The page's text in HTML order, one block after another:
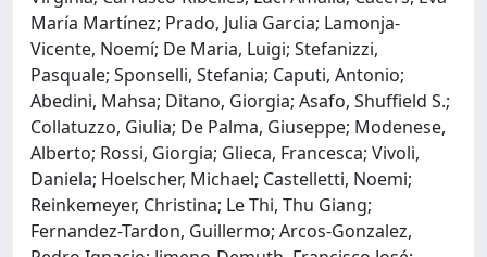
María Martínez; Prado, Julia Garcia; Lamonja-
Vicente, Noemí; De Maria, Luigi; Stefanizzi,
Pasquale; Sponselli, Stefania; Caputi, Antonio;
Abedini, Mahsa; Ditano, Giorgia; Asafo, Shuffield S.;
Collatuzzo, Giulia; De Palma, Giuseppe; Modenese,
Alberto; Rossi, Giorgia; Glieca, Francesca; Vivoli,
Daniela; Hoelscher, Michael; Castelletti, Noemi;
Reinkemeyer, Christina; Le Thi, Thu Giang;
Fernandez-Tardon, Guillermo; Arcos-Gonzalez,